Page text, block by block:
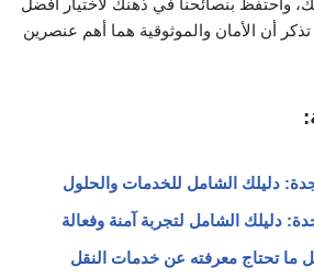
واحتفظ بنصائحنا في ذهنك لاختيار أفضل
أن الأمان والموثوقية هما أهم عنصرين
دليلك الشامل للخدمات والحلول
دليلك الشامل لتجربة آمنة وفعالة
ما تحتاج معرفته عن خدمات النقل